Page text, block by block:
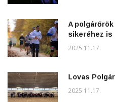
A polgárőrök
sikeréhez is
2025.11.17.
Lovas
2025.11.17.